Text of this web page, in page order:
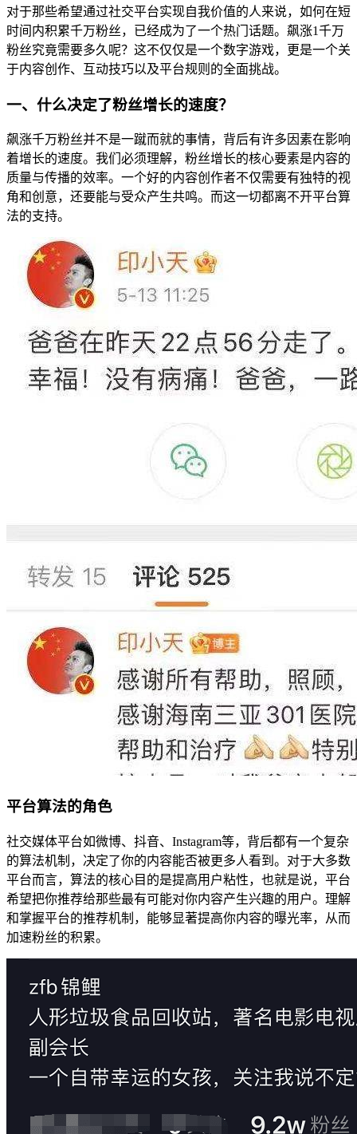
对于那些希望通过社交平台实现自我价值的人来说，如何在短
时间内积累千万粉丝，已经成为了一个热门话题。飙涨1千万
粉丝究竟需要多久呢？这不仅仅是一个数字游戏，更是一个关
于内容创作、互动技巧以及平台规则的全面挑战。
一、什么决定了粉丝增长的速度？
飙涨千万粉丝并不是一蹴而就的事情，背后有许多因素在影响
着增长的速度。我们必须理解，粉丝增长的核心要素是内容的
质量与传播的效率。一个好的内容创作者不仅需要有独特的视
角和创意，还要能与受众产生共鸣。而这一切都离不开平台算
法的支持。
平台算法的角色
社交媒体平台如微博、抖音、Instagram等，背后都有一个复杂
的算法机制，决定了你的内容能否被更多人看到。对于大多数
平台而言，算法的核心目的是提高用户粘性，也就是说，平台
希望把你推荐给那些最有可能对你内容产生兴趣的用户。理解
和掌握平台的推荐机制，能够显著提高你内容的曝光率，从而
加速粉丝的积累。